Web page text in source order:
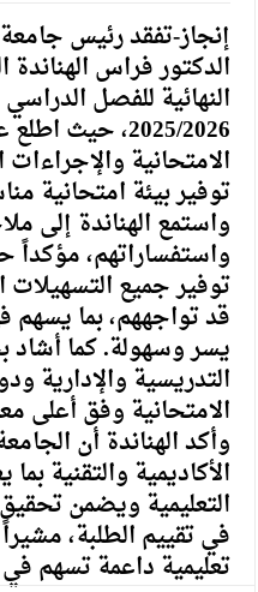
إنجاز-تفقد رئيس
الدكتور فراس الهناندة
النهائية للفصل
2025/2026، حيث
الامتحانية
توفير بيئة امتحانية
واستمع الهناندة إلى
واستفساراتهم،
توفير جميع التسهيلات
قد تواجههم، بما يسهم
يسر وسهولة. كما أشاد
التدريسية والإدارية
الامتحانية وفق أعلى
وأكد الهناندة أن
الأكاديمية والتقنية
التعليمية ويضمن
في تقييم الطلبة،
تعليمية داعمة تسهم في